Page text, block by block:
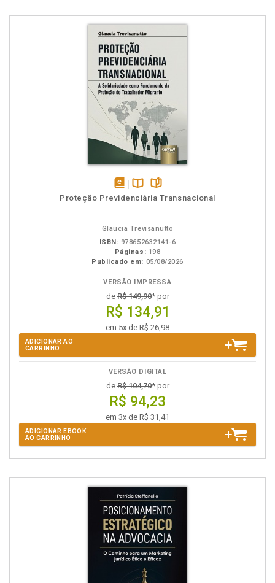
disponívelDisponível
páginas
Proteção Previdenciária Transnacional
Glaucia Trevisanutto
ISBN: 978652632141-6
Páginas: 198
Publicado em: 05/08/2026
VERSÃO IMPRESSA
deR$ 149,90* por
R$ 134,91
em 5x de R$ 26,98
ADICIONAR AO
CARRINHO
VERSÃO DIGITAL
deR$ 104,70* por
R$ 94,23
em 3x de R$ 31,41
ADICIONAR EBOOK
AO CARRINHO